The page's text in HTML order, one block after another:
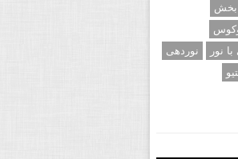
بخش
نور
نوردهی